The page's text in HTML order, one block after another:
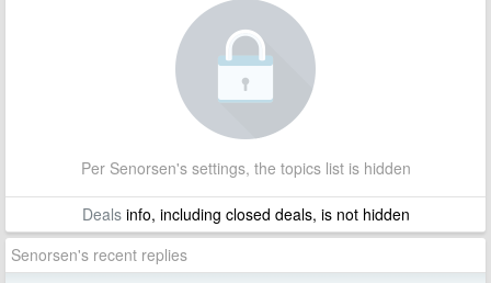
Per Senorsen's settings, the topics list is hidden
Dealsinfo, including closed deals, is not hidden
Senorsen's recent replies